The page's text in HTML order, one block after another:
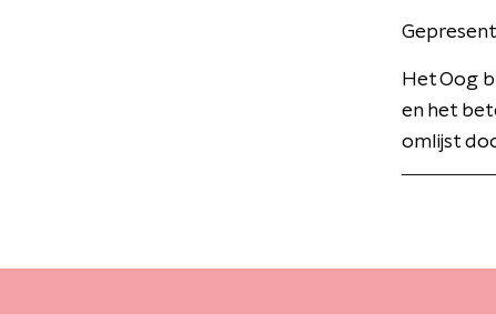
Het Oog
en het
omlijst